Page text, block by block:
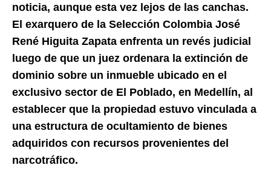
noticia, aunque esta vez lejos de las canchas.
El exarquero de la Selección Colombia José
René Higuita Zapata enfrenta un revés judicial
luego de que un juez ordenara la extinción de
dominio sobre un inmueble ubicado en el
exclusivo sector de El Poblado, en Medellín, al
establecer que la propiedad estuvo vinculada a
una estructura de ocultamiento de bienes
adquiridos con recursos provenientes del
narcotráfico.